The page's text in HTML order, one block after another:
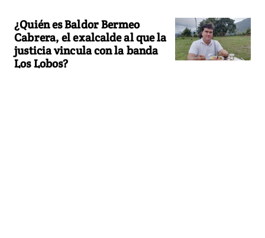
¿Quién es Baldor Bermeo
Cabrera, el exalcalde al que la
justicia vincula con la banda
Los Lobos?